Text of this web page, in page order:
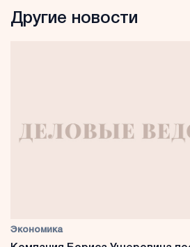
Другие новости
Экономика